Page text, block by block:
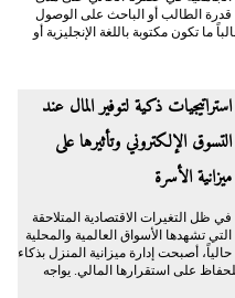
قدرة الطالب أو الباحث على الوصول
ما تكون مكتوبة باللغة الإنجليزية أو
​استراتيجيات ذكية لتوفير المال عند
التسوق الإلكتروني وتأثيرها على
ميزانية الأسرة
​في ظل التغيرات الاقتصادية المتلاحقة
التي تشهدها الأسواق العالمية والمحلية
حالياً، أصبحت إدارة ميزانية المنزل بذكاء
على استقرارها المالي. يواجه